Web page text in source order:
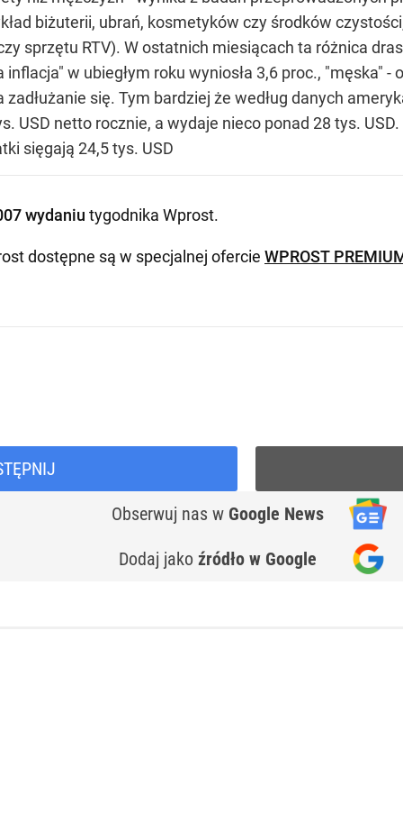
biżuterii, ubrań, kosmetyków czy środków
sprzętu RTV). W ostatnich miesiącach ta różnica
w ubiegłym roku wyniosła 3,6 proc., "męska"
się. Tym bardziej że według danych
USD netto rocznie, a wydaje nieco ponad 28 tys.
sięgają 24,5 tys. USD
wydaniu tygodnika Wprost.
dostępne są w specjalnej ofercie WPROST
Obserwuj nas w Google News
Dodaj jako źródło w Google